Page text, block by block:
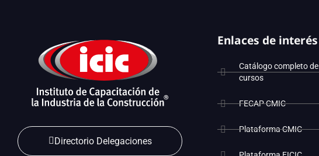
Directorio Delegaciones
Enlaces de interés
Catálogo completo de
cursos
FECAP CMIC
Plataforma CMIC